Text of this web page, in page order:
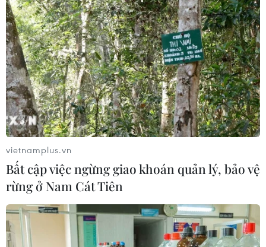
vietnamplus.vn
Bất cập việc ngừng giao khoán quản lý, bảo vệ
rừng ở Nam Cát Tiên